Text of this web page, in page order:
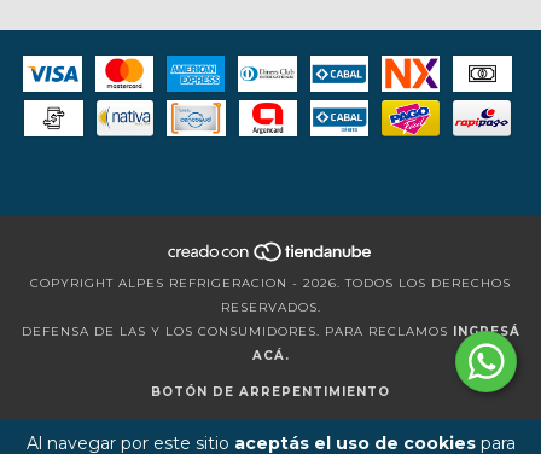
Al navegar por este sitio aceptás el uso de cookiespara
COPYRIGHT ALPES REFRIGERACION - 2026. TODOS LOS DERECHOS
RESERVADOS.
DEFENSA DE LAS Y LOS CONSUMIDORES. PARA RECLAMOS
INGRESÁ
ACÁ.
BOTÓN DE ARREPENTIMIENTO